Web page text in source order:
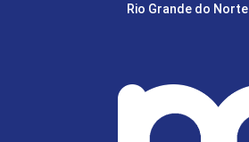
Rio Grande do Norte